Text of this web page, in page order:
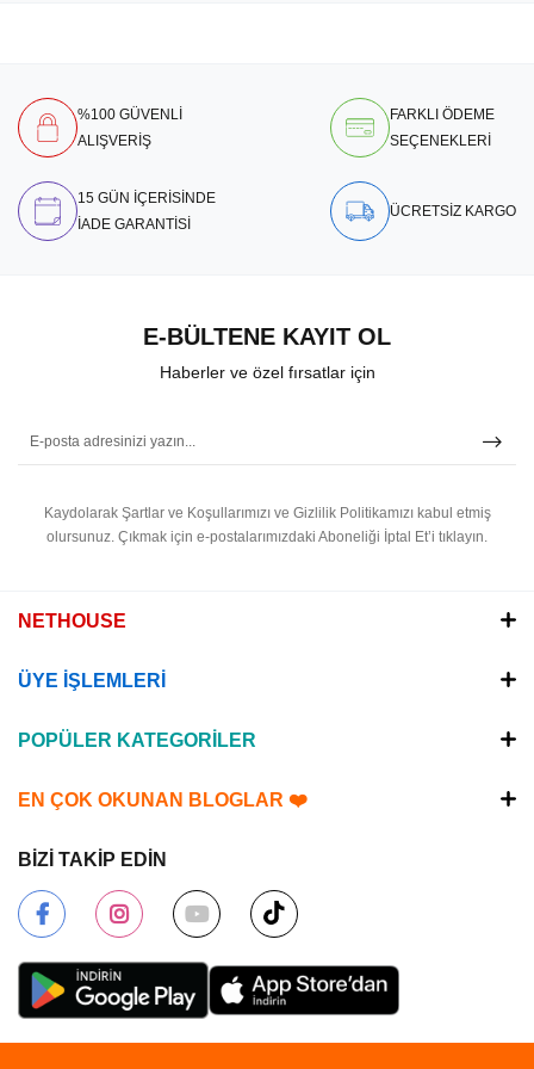
%100 GÜVENLİ
ALIŞVERİŞ
FARKLI ÖDEME
SEÇENEKLERİ
15 GÜN İÇERİSİNDE
İADE GARANTİSİ
ÜCRETSİZ KARGO
E-BÜLTENE KAYIT OL
Haberler ve özel fırsatlar için
Kaydolarak Şartlar ve Koşullarımızı ve Gizlilik Politikamızı kabul etmiş
olursunuz. Çıkmak için e-postalarımızdaki Aboneliği İptal Et’i tıklayın.
NETHOUSE
ÜYE İŞLEMLERİ
POPÜLER KATEGORİLER
EN ÇOK OKUNAN BLOGLAR ❤️
BİZİ TAKİP EDİN